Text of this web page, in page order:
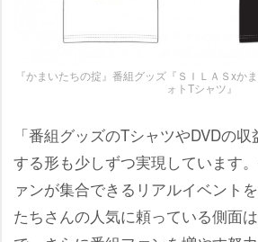
『かまいたちの掟』番組グッズ『ＳＩＬＡＳx
ォトTシャツ』
「番組グッズのTシャツやDVDの
する形も少しずつ実現しています
ァンが集合できるリアルイベント
たちさんの人気に頼っている側面